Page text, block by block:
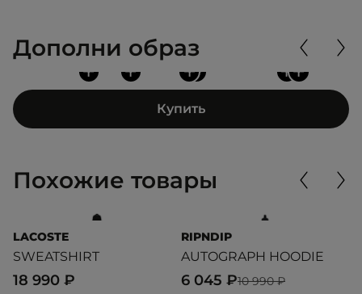
Дополни образ
+
+
+ + + +
Купить
Похожие товары
LACOSTE
SWEATSHIRT
18 990 ₽
RIPNDIP
AUTOGRAPH HOODIE
10 990 ₽
6 045 ₽